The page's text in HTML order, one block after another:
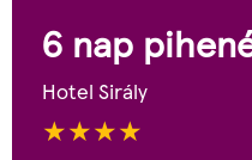
6 nap
Hotel Sirály